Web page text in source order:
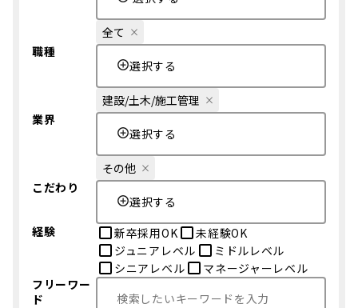
全て
職種
選択する
建設/土木/施工管理
業界
選択する
その他
こだわり
選択する
経験
新卒採用OK
未経験OK
ジュニアレベル
ミドルレベル
シニアレベル
マネージャーレベル
フリーワー
ド